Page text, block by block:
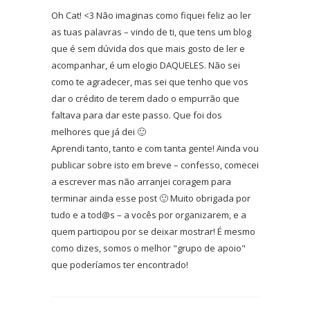
Oh Cat! <3 Não imaginas como fiquei feliz ao ler
as tuas palavras – vindo de ti, que tens um blog
que é sem dúvida dos que mais gosto de ler e
acompanhar, é um elogio DAQUELES. Não sei
como te agradecer, mas sei que tenho que vos
dar o crédito de terem dado o empurrão que
faltava para dar este passo. Que foi dos
melhores que já dei 🙂
Aprendi tanto, tanto e com tanta gente! Ainda vou
publicar sobre isto em breve – confesso, comecei
a escrever mas não arranjei coragem para
terminar ainda esse post 🙂 Muito obrigada por
tudo e a tod@s – a vocês por organizarem, e a
quem participou por se deixar mostrar! É mesmo
como dizes, somos o melhor "grupo de apoio"
que poderíamos ter encontrado!